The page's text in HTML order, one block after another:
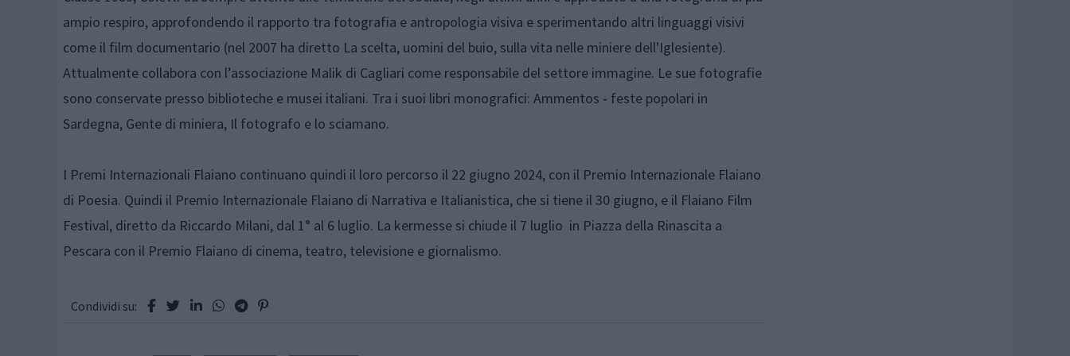
ampio respiro, approfondendo il rapporto tra fotografia e antropologia visiva e sperimentando altri linguaggi visivi
come il film documentario (nel 2007 ha diretto La scelta, uomini del buio, sulla vita nelle miniere dell'Iglesiente).
Attualmente collabora con l’associazione Malik di Cagliari come responsabile del settore immagine. Le sue fotografie
sono conservate presso biblioteche e musei italiani. Tra i suoi libri monografici: Ammentos - feste popolari in
Sardegna, Gente di miniera, Il fotografo e lo sciamano.
I Premi Internazionali Flaiano continuano quindi il loro percorso il 22 giugno 2024, con il Premio Internazionale Flaiano
di Poesia. Quindi il Premio Internazionale Flaiano di Narrativa e Italianistica, che si tiene il 30 giugno, e il Flaiano Film
Festival, diretto da Riccardo Milani, dal 1° al 6 luglio. La kermesse si chiude il 7 luglio in Piazza della Rinascita a
Pescara con il Premio Flaiano di cinema, teatro, televisione e giornalismo.
Condividi su: